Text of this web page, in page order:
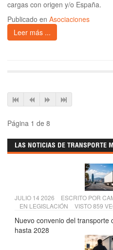
cargas con origen y/o España.
Publicado en Asociaciones
Leer más ...
Página 1 de 8
LAS NOTICIAS DE TRANSPORTE
JULIO 14 2026 ESCRITO POR
EN LEGISLACIÓN VISTO 859
Nuevo convenio del
hasta 2028